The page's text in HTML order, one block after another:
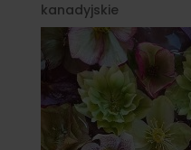
kanadyjskie